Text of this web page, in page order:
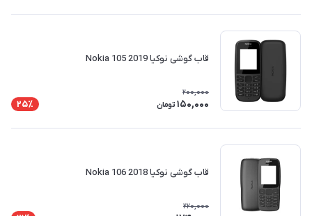
قاب گوشی نوکیا Nokia 105 2019
200,000
150,000 تومان 25٪
قاب گوشی نوکیا Nokia 106 2018
220,000